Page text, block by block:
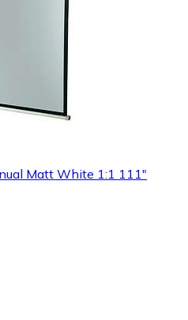
Matt White 1:1 111"